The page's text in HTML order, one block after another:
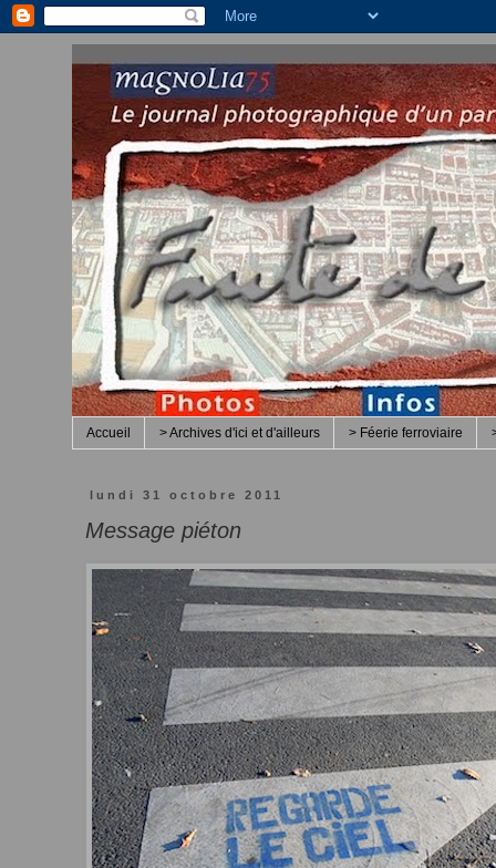
Accueil > Archives d'ici et d'ailleurs > Féerie ferroviaire
lundi 31 octobre 2011
Message piéton